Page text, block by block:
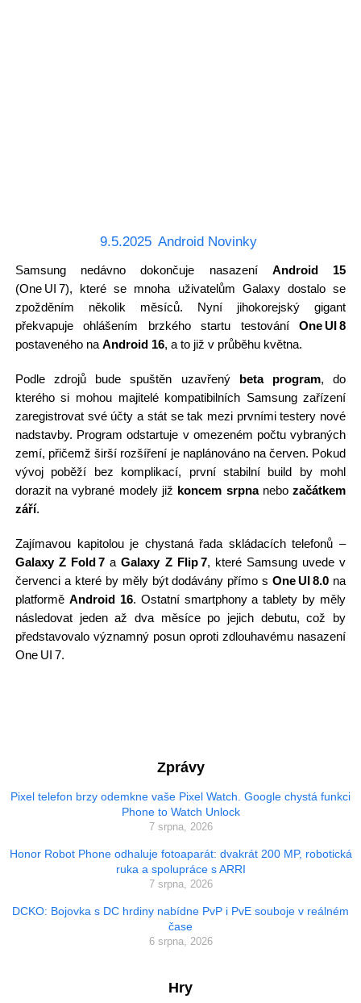
9.5.2025 Android Novinky
Samsung nedávno dokončuje nasazení Android 15
(One UI 7), které se mnoha uživatelům Galaxy dostalo se
zpožděním několik měsíců. Nyní jihokorejský gigant
překvapuje ohlášením brzkého startu testováníOne UI 8
postaveného na Android 16, a to již v průběhu května.
Podle zdrojů bude spuštěn uzavřený beta program, do
kterého si mohou majitelé kompatibilních Samsung zařízení
zaregistrovat své účty a stát se tak mezi prvními testery nové
nadstavby. Program odstartuje v omezeném počtu vybraných
zemí, přičemž širší rozšíření je naplánováno na červen. Pokud
vývoj poběží bez komplikací, první stabilní build by mohl
dorazit na vybrané modely již koncem srpnanebozačátkem
září.
Zajímavou kapitolou je chystaná řada skládacích telefonů –
Galaxy Z Fold 7 aGalaxy Z Flip 7, které Samsung uvede v
červenci a které by měly být dodávány přímo sOne UI 8.0 na
platformě Android 16. Ostatní smartphony a tablety by měly
následovat jeden až dva měsíce po jejich debutu, což by
představovalo významný posun oproti zdlouhavému nasazení
One UI 7.
Zprávy
Pixel telefon brzy odemkne vaše Pixel Watch. Google chystá funkci
Phone to Watch Unlock
7 srpna, 2026
Honor Robot Phone odhaluje fotoaparát: dvakrát 200 MP, robotická
ruka a spolupráce s ARRI
7 srpna, 2026
DCKO: Bojovka s DC hrdiny nabídne PvP i PvE souboje v reálném
čase
6 srpna, 2026
Hry